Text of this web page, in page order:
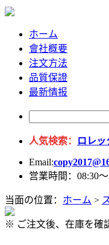
ホーム
會社概要
注文方法
品質保證
最新情报
人気検索： ロレッ
Email:
営業時間：08:30
当面の位置： ホーム >
※ ご注文後、在庫を確